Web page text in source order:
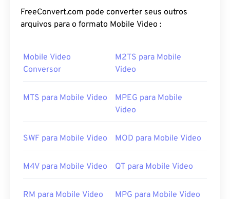
criptografiaContent Scramble System (CSS),
licenciada e mantida pelaDVD Copy Control
Como abrir um arquivo VOB?
PowerDVD , um player frequentemente instalado
em eletrônicos de consumo, como laptops,
precisam ter um software de descriptografia CSS
Um arquivo VOB não criptografado geralmente
FreeConvert.com pode converter seus outros
arquivos para o formato Mobile Video :
Mobile Video
Conversor
M2TS para Mobile
Video
MTS para Mobile Video
MPEG para Mobile
Video
SWF para Mobile Video MOD para Mobile Video
M4V para Mobile Video QT para Mobile Video
RM para Mobile Video MPG para Mobile Video